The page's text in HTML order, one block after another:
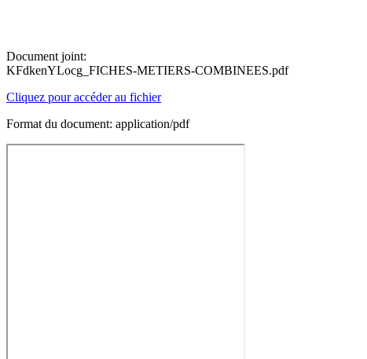
Document joint:
KFdkenYLocg_FICHES-METIERS-COMBINEES.pdf
Cliquez pour accéder au fichier
Format du document: application/pdf